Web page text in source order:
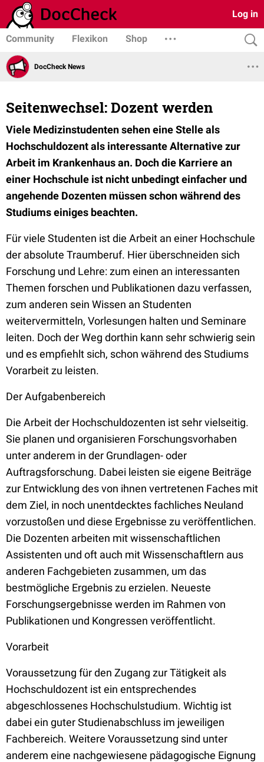
Log in
Community Flexikon Shop
DocCheck News
Seitenwechsel: Dozent werden
Viele Medizinstudenten sehen eine Stelle als
Hochschuldozent als interessante Alternative zur
Arbeit im Krankenhaus an. Doch die Karriere an
einer Hochschule ist nicht unbedingt einfacher und
angehende Dozenten müssen schon während des
Studiums einiges beachten.
Für viele Studenten ist die Arbeit an einer Hochschule
der absolute Traumberuf. Hier überschneiden sich
Forschung und Lehre: zum einen an interessanten
Themen forschen und Publikationen dazu verfassen,
zum anderen sein Wissen an Studenten
weitervermitteln, Vorlesungen halten und Seminare
leiten. Doch der Weg dorthin kann sehr schwierig sein
und es empfiehlt sich, schon während des Studiums
Vorarbeit zu leisten.
Der Aufgabenbereich
Die Arbeit der Hochschuldozenten ist sehr vielseitig.
Sie planen und organisieren Forschungsvorhaben
unter anderem in der Grundlagen- oder
Auftragsforschung. Dabei leisten sie eigene Beiträge
zur Entwicklung des von ihnen vertretenen Faches mit
dem Ziel, in noch unentdecktes fachliches Neuland
vorzustoßen und diese Ergebnisse zu veröffentlichen.
Die Dozenten arbeiten mit wissenschaftlichen
Assistenten und oft auch mit Wissenschaftlern aus
anderen Fachgebieten zusammen, um das
bestmögliche Ergebnis zu erzielen. Neueste
Forschungsergebnisse werden im Rahmen von
Publikationen und Kongressen veröffentlicht.
Vorarbeit
Voraussetzung für den Zugang zur Tätigkeit als
Hochschuldozent ist ein entsprechendes
abgeschlossenes Hochschulstudium. Wichtig ist
dabei ein guter Studienabschluss im jeweiligen
Fachbereich. Weitere Voraussetzung sind unter
anderem eine nachgewiesene pädagogische Eignung